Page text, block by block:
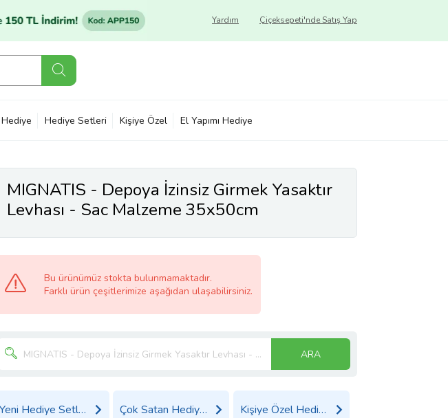
Çiçeksepeti'nde Satış Yap
Yardım
Hediye Hediye Setleri Kişiye Özel El Yapımı Hediye
MIGNATIS - Depoya İzinsiz Girmek Yasaktır
Levhası - Sac Malzeme 35x50cm
Bu ürünümüz stokta bulunmamaktadır.
Farklı ürün çeşitlerimize aşağıdan ulaşabilirsiniz.
ARA
Yeni Hediye Setleri Çok Satan Hediyeler Kişiye Özel Hediyeler